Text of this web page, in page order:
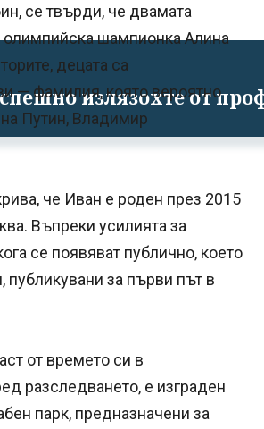
излязохте от
се твърди, че двамата
шампионка Алина
децата са
— фамилия, която вероятно
Путин, Владимир
че Иван е роден през 2015
Въпреки усилията за
се появяват публично, което
за първи път в
от времето си в
разследването, е изграден
парк, предназначени за